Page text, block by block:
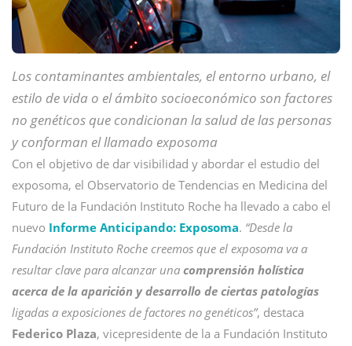
Los contaminantes ambientales, el entorno urbano, el
estilo de vida o el ámbito socioeconómico son factores
no genéticos que condicionan la salud de las personas
y conforman el llamado exposoma
Con el objetivo de dar visibilidad y abordar el estudio del
exposoma, el Observatorio de Tendencias en Medicina del
Futuro de la Fundación Instituto Roche ha llevado a cabo el
nuevo Informe Anticipando: Exposoma. “Desde la
Fundación Instituto Roche creemos que el exposoma va a
resultar clave para alcanzar una comprensión holística
acerca de la aparición y desarrollo de ciertas patologías
ligadas a exposiciones de factores no genéticos”, destaca
Federico Plaza, vicepresidente de la a Fundación Instituto